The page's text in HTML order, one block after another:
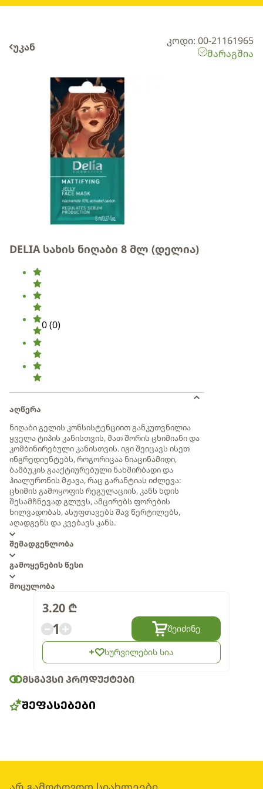
უკან
კოდი: 00-21161965
მარაგშია
DELIA სახის ნიღაბი 8 მლ (დელია)
0(0)
აღწერა
ნიღაბი გელის კონსისტენციით განკუთვნილია
ყველა ტიპის კანისთვის, მათ შორის ცხიმიანი და
კომბინირებული კანისთვის. იგი შეიცავს ისეთ
ინგრედიენტებს, როგორიცაა ნიაცინამიდი,
ბამბუკის გააქტიურებული ნახშირბადი და
ჰიალურონის მჟავა, რაც გარანტიას იძლევა:
ცხიმის გამოყოფის რეგულაციის, კანს ხდის
შესამჩნევად გლუვს, ამცირებს ფორების
ხილვადობას, ასუფთავებს შავ წერტილებს,
აღადგენს და კვებავს კანს.
შემადგენლობა
გამოყენების წესი
მოცულობა
3.20 ₾
1 შეიძინე
სურვილების სია
ᲛᲡᲒᲐᲕᲡᲘ ᲞᲠᲝᲓᲣᲥᲢᲔᲑᲘ
ᲨᲔᲤᲐᲡᲔᲑᲔᲑᲘ